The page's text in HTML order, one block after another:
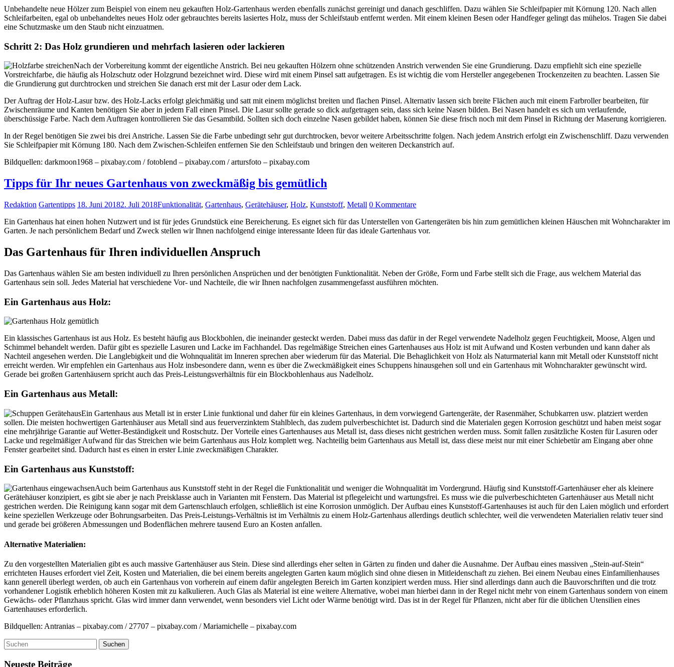
Unbehandelte neue Hölzer zum Beispiel von einem neu gekauften Holz-Gartenhaus werden ebenfalls zunächst gereinigt und danach geschliffen. Dazu wählen Sie Schleifpapier mit Körnung 120. Nach allen
Schleifarbeiten, egal ob unbehandeltes neues Holz oder gebrauchtes bereits lasiertes Holz, muss der Schleifstaub entfernt werden. Mit einem kleinen Besen oder Handfeger gelingt das mühelos. Tragen Sie dabei
eine Schutzmaske um den Staub nicht einzuatmen.
Schritt 2: Das Holz grundieren und mehrfach lasieren oder lackieren
Nach der Vorbereitung kommt der eigentliche Anstrich. Bei neu gekauften Hölzern ohne schützenden Anstrich verwenden Sie eine Grundierung. Dazu empfiehlt sich eine spezielle
Vorstreichfarbe, die häufig als Holzschutz oder Holzgrund bezeichnet wird. Diese wird mit einem Pinsel satt aufgetragen. Es ist wichtig die vom Hersteller angegebenen Trockenzeiten zu beachten. Lassen Sie
die Grundierung gut durchtrocken und streichen Sie danach erst mit der Lasur oder dem Lack.
Der Auftrag der Holz-Lasur bzw. des Holz-Lacks erfolgt gleichmäßig und satt mit einem möglichst breiten und flachen Pinsel. Alternativ lassen sich breite Flächen auch mit einem Farbroller bearbeiten, für
Zwischenräume und Kanten benötigen Sie aber in jedem Fall einen Pinsel. Die Lasur sollte gerade so dick aufgetragen sein, dass sich keine Nasen bilden. Bei Nasen handelt es sich um verlaufende,
überschüssige Farbe. Nach dem Auftragen kontrollieren Sie das Gesamtbild. Sollten sich doch einzelne Nasen gebildet haben, können Sie diese frisch noch mit dem Pinsel in Richtung der Maserung korrigieren.
In der Regel benötigen Sie zwei bis drei Anstriche. Lassen Sie die Farbe unbedingt sehr gut durchtrocken, bevor weitere Arbeitsschritte folgen. Nach jedem Anstrich erfolgt ein Zwischenschliff. Dazu verwenden
Sie Schleifpapier mit Körnung 180. Nach dem Zwischen-Schleifen entfernen Sie den Schleifstaub und bringen den weiteren Deckanstrich auf.
Bildquellen: darkmoon1968 – pixabay.com / fotoblend – pixabay.com / artursfoto – pixabay.com
Tipps für Ihr neues Gartenhaus von zweckmäßig bis gemütlich
Redaktion Gartentipps 18. Juni 20182. Juli 2018Funktionalität, Gartenhaus, Gerätehäuser, Holz, Kunststoff, Metall 0 Kommentare
Ein Gartenhaus hat einen hohen Nutzwert und ist für jedes Grundstück eine Bereicherung. Es eignet sich für das Unterstellen von Gartengeräten bis hin zum gemütlichen kleinen Häuschen mit Wohncharakter im
Garten. Je nach persönlichem Bedarf und Zweck stellen wir Ihnen nachfolgend einige interessante Ideen für das ideale Gartenhaus vor.
Das Gartenhaus für Ihren individuellen Anspruch
Das Gartenhaus wählen Sie am besten individuell zu Ihren persönlichen Ansprüchen und der benötigten Funktionalität. Neben der Größe, Form und Farbe stellt sich die Frage, aus welchem Material das
Gartenhaus sein soll. Jedes Material hat verschiedene Vor- und Nachteile, die wir Ihnen nachfolgen zusammengefasst ausführen möchten.
Ein Gartenhaus aus Holz:
Ein klassisches Gartenhaus ist aus Holz. Es besteht häufig aus Blockbohlen, die ineinander gesteckt werden. Dabei muss das dafür in der Regel verwendete Nadelholz gegen Feuchtigkeit, Moose, Algen und
Schimmel behandelt werden. Dafür gibt es spezielle Lasuren und Lacke im Fachhandel. Das regelmäßige Streichen eines Gartenhauses aus Holz ist mit Aufwand und Kosten verbunden und kann daher als
Nachteil angesehen werden. Die Langlebigkeit und die Wohnqualität im Inneren sprechen aber wiederum für das Material. Die Behaglichkeit von Holz als Naturmaterial kann mit Metall oder Kunststoff nicht
erreicht werden. Wir empfehlen ein Gartenhaus aus Holz insbesondere dann, wenn es über die Zweckmäßigkeit eines Schuppens hinausgehen soll und ein Gartenhaus mit Wohncharakter gewünscht wird.
Gerade bei großen Gartenhäusern spricht auch das Preis-Leistungsverhältnis für ein Blockbohlenhaus aus Nadelholz.
Ein Gartenhaus aus Metall:
Ein Gartenhaus aus Metall ist in erster Linie funktional und daher für ein kleines Gartenhaus, in dem vorwiegend Gartengeräte, der Rasenmäher, Schubkarren usw. platziert werden
sollen. Die meisten hochwertigen Gartenhäuser aus Metall sind aus feuerverzinktem Stahlblech, das zudem pulverbeschichtet ist. Dadurch sind die Materialen gegen Korrosion geschützt und haben meist sogar
eine mehrjährige Garantie auf Wetter-Beständigkeit und Rostschutz. Der Vorteile eines Gartenhauses aus Metall ist, dass dieses nicht gestrichen werden muss. Somit fallen zusätzliche Kosten für Lasuren oder
Lacke und regelmäßiger Aufwand für das Streichen wie beim Gartenhaus aus Holz komplett weg. Nachteilig beim Gartenhaus aus Metall ist, dass diese meist nur mit einer Schiebetür am Eingang aber ohne
Fenster gearbeitet sind. Dadurch hast es einen in erster Linie zweckmäßigen Charakter.
Ein Gartenhaus aus Kunststoff:
Auch beim Gartenhaus aus Kunststoff steht in der Regel die Funktionalität und weniger die Wohnqualität im Vordergrund. Häufig sind Kunststoff-Gartenhäuser eher als kleinere
Gerätehäuser konzipiert, es gibt sie aber je nach Preisklasse auch in Varianten mit Fenstern. Das Material ist pflegeleicht und wartungsfrei. Es muss wie die pulverbeschichteten Gartenhäuser aus Metall nicht
gestrichen werden. Die Reinigung kann sogar mit dem Gartenschlauch erfolgen, schließlich ist eine Korrosion unmöglich. Der Aufbau eines Kunststoff-Gartenhauses ist auch für den Laien möglich und erfordert
keine speziellen Werkzeuge oder Bohrungsarbeiten. Das Preis-Leistungs-Verhältnis ist im Verhältnis zu einem Holz-Gartenhaus allerdings deutlich schlechter, weil die verwendeten Materialien relativ teuer sind
und gerade bei größeren Abmessungen und Bodenflächen mehrere tausend Euro an Kosten anfallen.
Alternative Materialien:
Zu den vorgestellten Materialien gibt es auch massive Gartenhäuser aus Stein. Diese sind allerdings eher selten in Gärten zu finden und daher die Ausnahme. Der Aufbau eines massiven „Stein-auf-Stein“
errichteten Hauses erfordert viel Zeit, Kosten und Materialien, die bei einem bereits angelegten Garten kaum möglich sind ohne diesen in Mitleidenschaft zu ziehen. Bei einem Neubau eines Einfamilienhauses
kann generell überlegt werden, ob auch ein Gartenhaus von vorherein auf einem dafür angelegten Bereich im Garten konzipiert werden muss. Hier sind allerdings dann auch die Bauvorschriften und die trotz
vorhandener Logistik erheblich höheren Kosten mit zu kalkulieren. Auch Glas als Material ist eine weitere Alternative, wobei man hierbei dann in der Regel nicht mehr von einem Gartenhaus sondern von einem
Gewächs- oder Pflanzhaus spricht. Glas wird immer dann verwendet, wenn besonders viel Licht oder Wärme benötigt wird. Das ist in der Regel für Pflanzen, nicht aber für die üblichen Utensilien eines
Gartenhauses erforderlich.
Bildquellen: Antranias – pixabay.com / 27707 – pixabay.com / Mariamichelle – pixabay.com
Neueste Beiträge